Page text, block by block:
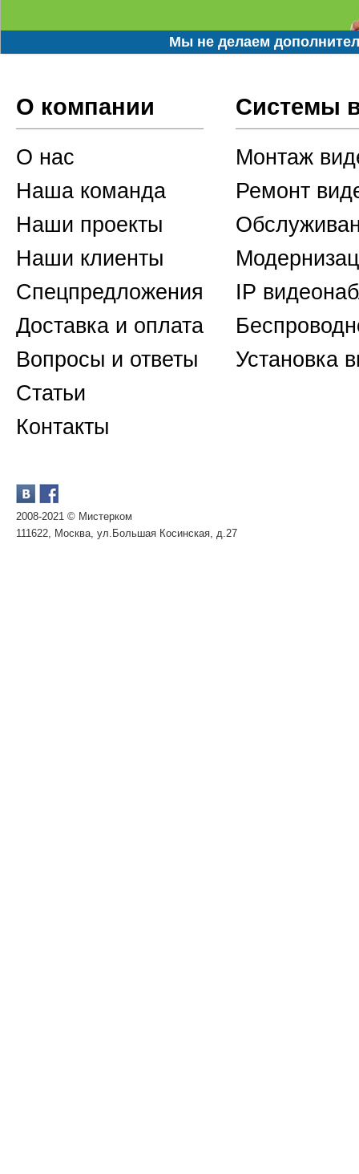
Мы не делаем
О компании
О нас
Наша команда
Наши проекты
Наши клиенты
Спецпредложения
Доставка и оплата
Вопросы и ответы
Статьи
Контакты
2008-2021 © Мистерком
111622, Москва, ул.Большая Косинская, д.27
Системы
Монтаж
Ремонт
IP
Установка